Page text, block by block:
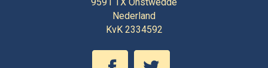
Nederland
KvK 2334592